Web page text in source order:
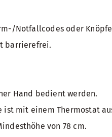
Notfallcodes oder
barrierefrei.
Hand bedient werden.
ist mit einem Thermostat
von 78 cm.